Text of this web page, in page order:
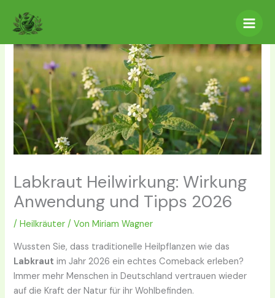
Inhalt
springen
Labkraut Heilwirkung: Wirkung
Anwendung und Tipps 2026
/Heilkräuter / VonMiriam Wagner
Wussten Sie, dass traditionelle Heilpflanzen wie das
Labkraut im Jahr 2026 ein echtes Comeback erleben?
Immer mehr Menschen in Deutschland vertrauen wieder
auf die Kraft der Natur für ihr Wohlbefinden.